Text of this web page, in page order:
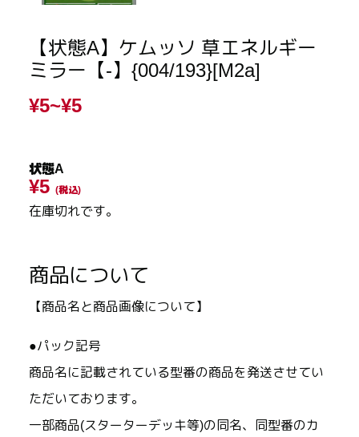
【状態A】ケムッソ 草エネルギー
ミラー【-】{004/193}[M2a]
¥5~¥5
状態A
¥5 (税込)
在庫切れです。
商品について
【商品名と商品画像について】
●パック記号
商品名に記載されている型番の商品を発送させてい
ただいております。
一部商品(スターターデッキ等)の同名、同型番のカ